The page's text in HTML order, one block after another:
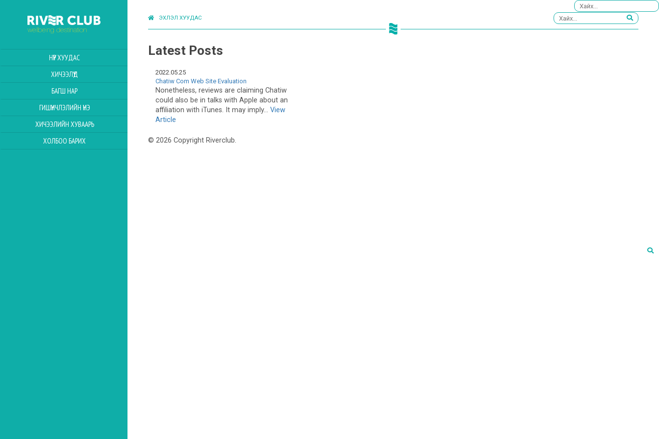
НҮҮР ХУУДАС
ХИЧЭЭЛҮҮД
БАГШ НАР
ГИШҮҮНЧЛЭЛИЙН ҮНЭ
ХИЧЭЭЛИЙН ХУВААРЬ
ХОЛБОО БАРИХ
ЭХЛЭЛ ХУУДАС
Latest Posts
2022.05.25
Chatiw Com Web Site Evaluation
Nonetheless, reviews are claiming Chatiw
could also be in talks with Apple about an
affiliation with iTunes. It may imply... View
Article
© 2026 Copyright Riverclub.